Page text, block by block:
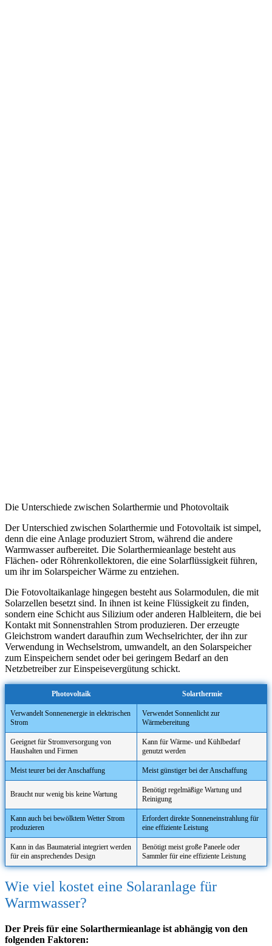
Die Unterschiede zwischen Solarthermie und Photovoltaik
Der Unterschied zwischen Solarthermie und Fotovoltaik ist simpel,
denn die eine Anlage produziert Strom, während die andere
Warmwasser aufbereitet. Die Solarthermieanlage besteht aus
Flächen- oder Röhrenkollektoren, die eine Solarflüssigkeit führen,
um ihr im Solarspeicher Wärme zu entziehen.
Die Fotovoltaikanlage hingegen besteht aus Solarmodulen, die mit
Solarzellen besetzt sind. In ihnen ist keine Flüssigkeit zu finden,
sondern eine Schicht aus Silizium oder anderen Halbleitern, die bei
Kontakt mit Sonnenstrahlen Strom produzieren. Der erzeugte
Gleichstrom wandert daraufhin zum Wechselrichter, der ihn zur
Verwendung in Wechselstrom, umwandelt, an den Solarspeicher
zum Einspeichern sendet oder bei geringem Bedarf an den
Netzbetreiber zur Einspeisevergütung schickt.
Photovoltaik Solarthermie
Verwandelt Sonnenenergie in elektrischen
Strom
Verwendet Sonnenlicht zur
Wärmebereitung
Geeignet für Stromversorgung von
Haushalten und Firmen
Kann für Wärme- und Kühlbedarf
genutzt werden
Meist teurer bei der Anschaffung Meist günstiger bei der Anschaffung
Braucht nur wenig bis keine Wartung
Benötigt regelmäßige Wartung und
Reinigung
Kann auch bei bewölktem Wetter Strom
produzieren
Erfordert direkte Sonneneinstrahlung für
eine effiziente Leistung
Kann in das Baumaterial integriert werden
für ein ansprechendes Design
Benötigt meist große Paneele oder
Sammler für eine effiziente Leistung
Wie viel kostet eine Solaranlage für
Warmwasser?
Der Preis für eine Solarthermieanlage ist abhängig von den
folgenden Faktoren: